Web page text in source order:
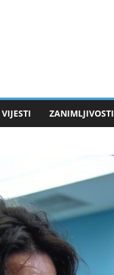
VIJESTI ZANIMLJIVOSTI